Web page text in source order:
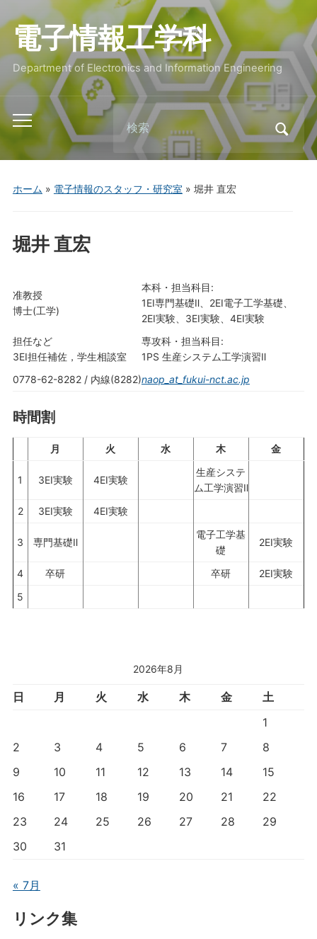
電子情報工学科
Department of Electronics and Information Engineering
Toggle
mobile
menu
Search
for:
ホーム » 電子情報のスタッフ・研究室 » 堀井 直宏
2026年8月
日 月 火 水 木 金
土
1
2
3 4 5 6 7
8
9
10 11 12 13 14
15
16
17 18 19 20 21
22
23
24 25 26 27 28
29
30
31
« 7月
リンク集
堀井 直宏
准教授
博士(工学)
本科・担当科目:
1EI専門基礎Ⅱ、2EI電子工学基礎、
2EI実験、3EI実験、4EI実験
担任など
3EI担任補佐，学生相談室
専攻科・担当科目:
1PS 生産システム工学演習Ⅱ
0778-62-8282 / 内線(8282)naop_at_fukui-nct.ac.jp
時間割
月 火 水 木 金
1 3EI実験 4EI実験
生産システ
ム工学演習Ⅱ
2
3EI実験 4EI実験
3 専門基礎Ⅱ
電子工学基
礎
2EI実験
4 卒研 卒研
2EI実験
5